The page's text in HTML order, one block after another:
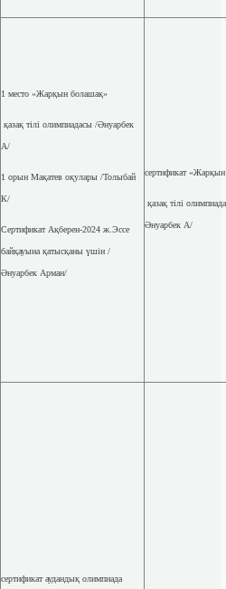
1 место «Жарқын болашақ»
қазақ тілі олимпиадасы /Әнуарбек
А/
1 орын Мақатев оқулары /Толыбай
К/
Сертификат Ақберен-2024 ж.Эссе
байқауына қатысқаны үшін /
Әнуарбек Арман/
сертификат
қазақ тілі
Әнуарбек А/
сертификат аудандық олимпиада